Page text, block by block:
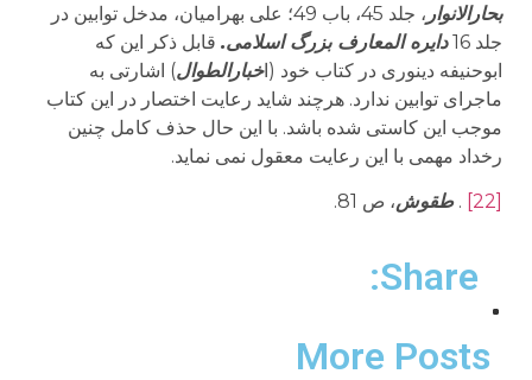
بحارالانوار
، جلد 45، باب 49؛ علی بهرامیان، مدخل توابین در
جلد 16
دایره المعارف بزرگ اسلامی. قابل ذکر این که
ابوحنیفه دینوری در کتاب خود (اخبارالطوال) اشارتی به
ماجرای توابین ندارد. هرچند شاید رعایت اختصار در این کتاب
موجب این کاستی شده باشد. با این حال حذف کامل چنین
رخداد مهمی با این رعایت معقول نمی نماید.
.طقوش، ص 81.
Share:
More Posts